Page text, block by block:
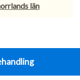
län